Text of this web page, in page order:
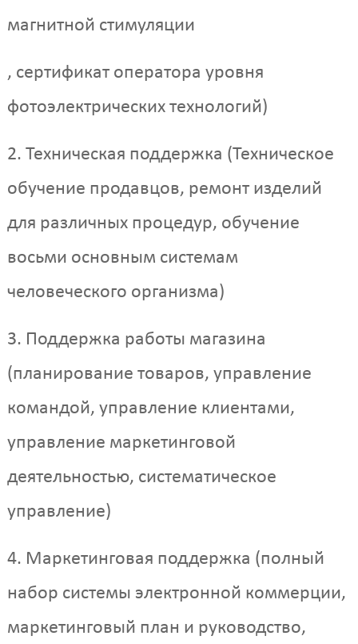
магнитной стимуляции
, сертификат оператора уровня
фотоэлектрических технологий)
2. Техническая поддержка (Техническое
обучение продавцов, ремонт изделий
для различных процедур, обучение
восьми основным системам
человеческого организма)
3. Поддержка работы магазина
(планирование товаров, управление
командой, управление клиентами,
управление маркетинговой
деятельностью, систематическое
управление)
4. Маркетинговая поддержка (полный
набор системы электронной коммерции,
маркетинговый план и руководство,